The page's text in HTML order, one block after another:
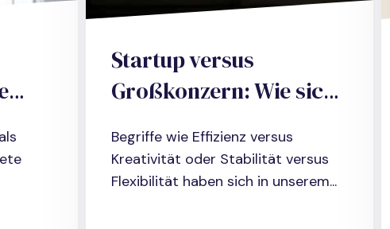
Startup versus
Großkonzern: Wie sich
mit kontextueller
Ambidextrie in einer
Begriffe wie Effizienz versus
Kreativität oder Stabilität versus
Flexibilität haben sich in unserem...